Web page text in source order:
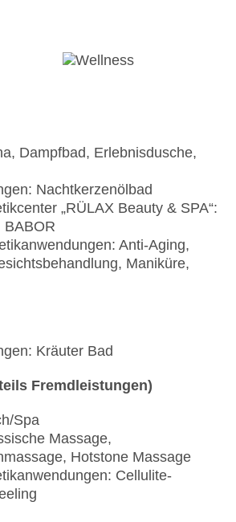
Dampfbad, Erlebnisdusche,
Nachtkerzenölbad
„RÜLAX Beauty & SPA“:
BABOR
Anti-Aging,
Maniküre,
Kräuter Bad
Fremdleistungen)
Spa
Massage,
Hotstone Massage
Cellulite-